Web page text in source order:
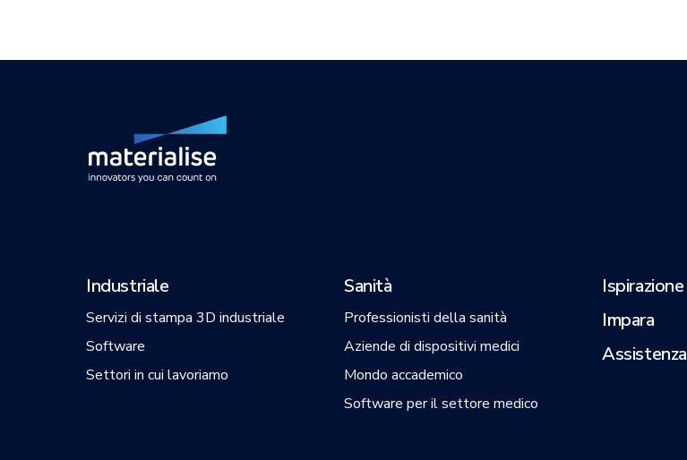
Industriale
Servizi di stampa 3D industriale
Software
Settori in cui lavoriamo
Sanità
Professionisti della sanità
Aziende di dispositivi medici
Mondo accademico
Software per il settore medico
Ispirazione
Impara
Assistenza